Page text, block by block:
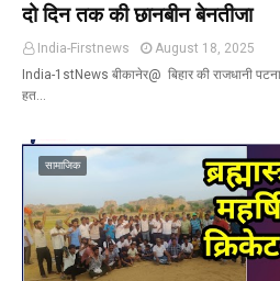
दो दिन तक की छानबीन बेनतीजा
India-Firstnews
August 18, 2025
India-1stNews बीकानेर@ बिहार की राजधानी
हत…
सामाजिक